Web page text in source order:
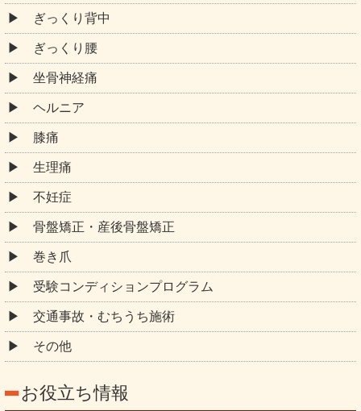
ぎっくり背中
ぎっくり腰
坐骨神経痛
ヘルニア
膝痛
生理痛
不妊症
骨盤矯正・産後骨盤矯正
巻き爪
受験コンディションプログラム
交通事故・むちうち施術
その他
お役立ち情報